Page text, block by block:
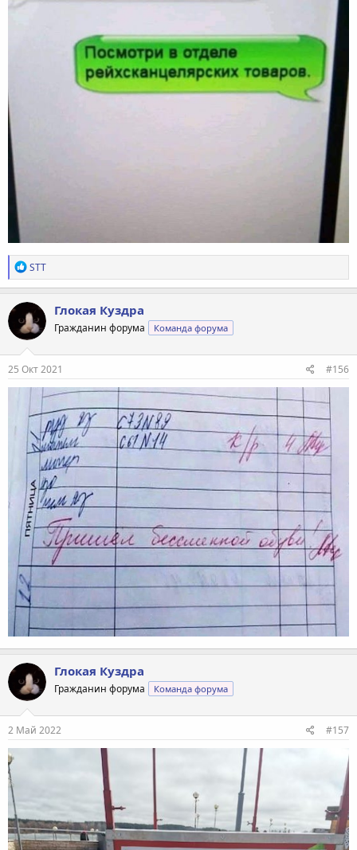
Р
е
а
к
ц
и
и
:
STT
Глокая Куздра
Гражданин форума Команда форума
25 Окт 2021 #156
Глокая Куздра
Гражданин форума Команда форума
2 Май 2022 #157